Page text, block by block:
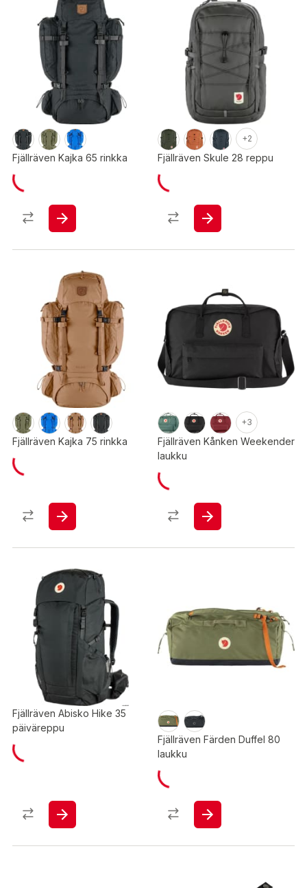
Fjällräven Kajka 65 rinkka
+2
Fjällräven Skule 28 reppu
Fjällräven Kajka 75 rinkka
+3
Fjällräven Kånken Weekender
laukku
Fjällräven Abisko Hike 35
päiväreppu
Fjällräven Färden Duffel 80
laukku